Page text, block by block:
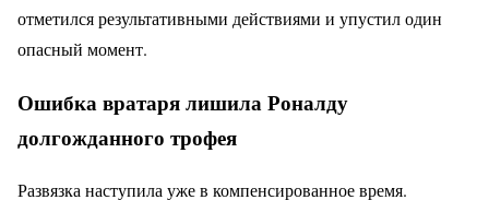
отметился результативными действиями и упустил один
опасный момент.
Ошибка вратаря лишила Роналду
долгожданного трофея
Развязка наступила уже в компенсированное время.